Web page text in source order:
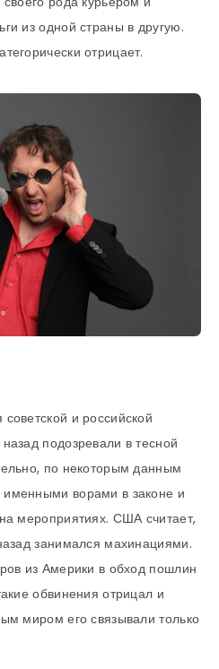
из одной страны в другую.
отрицает.
и российской
подозревали в тесной
по некоторым данным
ворами в законе и
мероприятиях. США считает,
занимался махинациями.
из Америки в обход пошлин
обвинения отрицал и
миром его связывали только